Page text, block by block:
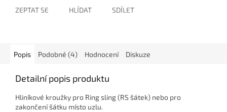
ZEPTAT SE HLÍDAT SDÍLET
Popis Podobné (4) Hodnocení Diskuze
Detailní popis produktu
Hliníkové kroužky pro Ring sling (RS šátek) nebo pro
zakončení šátku místo uzlu.